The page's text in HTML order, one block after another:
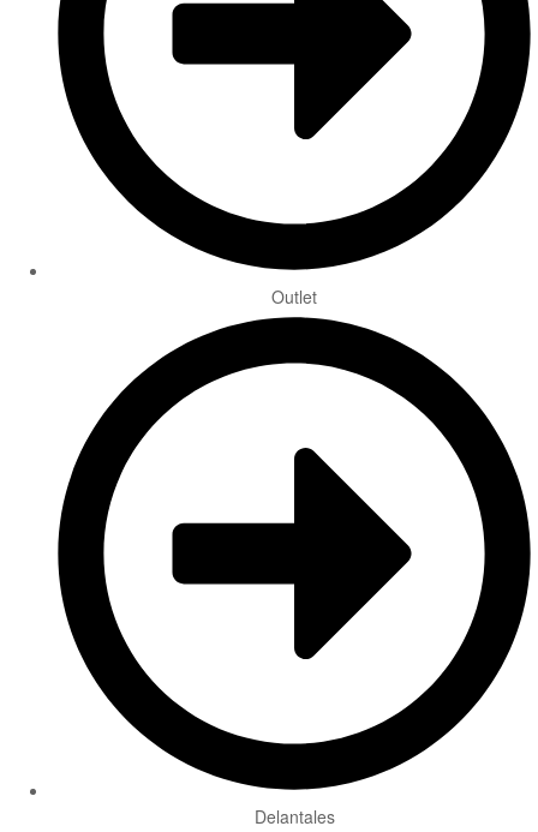
Outlet
Delantales